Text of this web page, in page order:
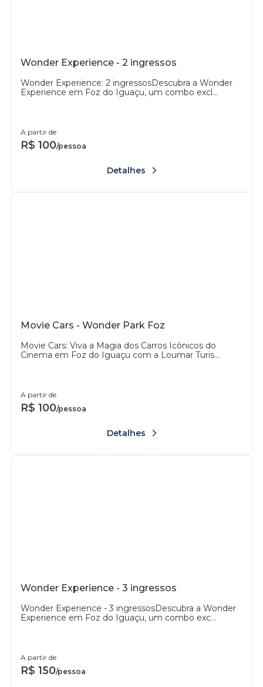
Wonder Experience - 2 ingressos
Wonder Experience: 2 ingressosDescubra a Wonder
Experience em Foz do Iguaçu, um combo excl...
A partir de
R$ 100/pessoa
Detalhes
Movie Cars - Wonder Park Foz
Movie Cars: Viva a Magia dos Carros Icônicos do
Cinema em Foz do Iguaçu com a Loumar Turis...
A partir de
R$ 100/pessoa
Detalhes
Wonder Experience - 3 ingressos
Wonder Experience - 3 ingressosDescubra a Wonder
Experience em Foz do Iguaçu, um combo exc...
A partir de
R$ 150/pessoa